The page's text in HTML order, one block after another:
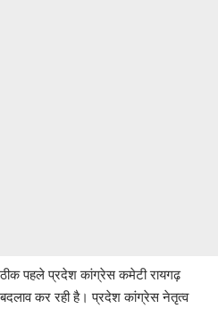
पहले प्रदेश कांग्रेस कमेटी रायगढ़
कर रही है। प्रदेश कांग्रेस नेतृत्व